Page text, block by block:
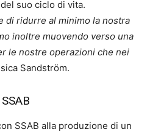
suo ciclo di vita.
di ridurre al minimo la nostra
inoltre muovendo verso una
le nostre operazioni che nei
Sandström.
SSAB alla produzione di un